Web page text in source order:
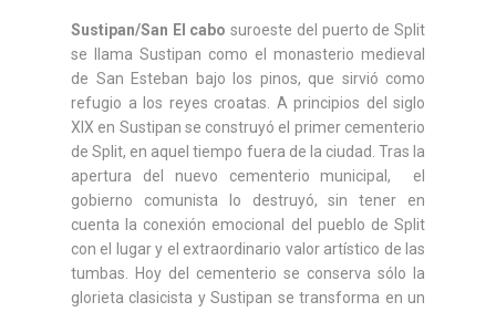
Sustipan/San El cabo suroeste del puerto de Split
se llama Sustipan como el monasterio medieval
de San Esteban bajo los pinos, que sirvió como
refugio a los reyes croatas. A principios del siglo
XIX en Sustipan se construyó el primer cementerio
de Split, en aquel tiempo fuera de la ciudad. Tras la
apertura del nuevo cementerio municipal, el
gobierno comunista lo destruyó, sin tener en
cuenta la conexión emocional del pueblo de Split
con el lugar y el extraordinario valor artístico de las
tumbas. Hoy del cementerio se conserva sólo la
glorieta clasicista y Sustipan se transforma en un